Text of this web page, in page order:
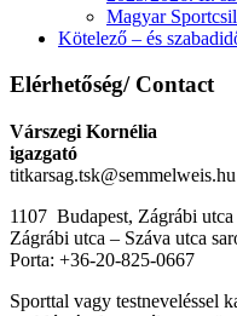
Magyar
Kötelező – és
Elérhetőség/ Contact
Várszegi Kornélia
igazgató
titkarsag.tsk@semmelweis.hu
1107 Budapest, Zágrábi utca
Zágrábi utca – Száva utca
Porta: +36-20-825-0667
Sporttal vagy testneveléssel